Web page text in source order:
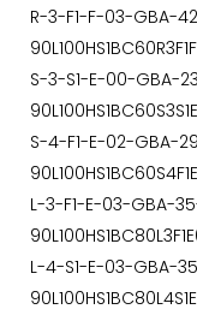
R-3-F1-F-03-GBA-
S-3-S1-E-00-GBA-
S-4-F1-E-02-GBA-
L-3-F1-E-03-GBA-
L-4-S1-E-03-GBA-